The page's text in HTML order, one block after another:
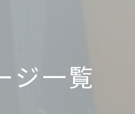
カフェ
ジ一覧